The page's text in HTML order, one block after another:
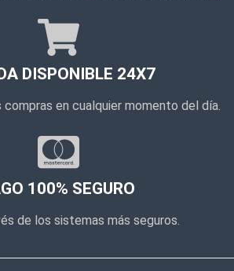
DISPONIBLE 24X7
en cualquier momento del día.
100% SEGURO
de los sistemas más seguros.